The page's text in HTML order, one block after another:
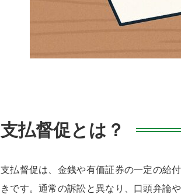
支払督促とは？
支払督促は、金銭や有価証券の一定の給
きです。通常の訴訟と異なり、口頭弁論